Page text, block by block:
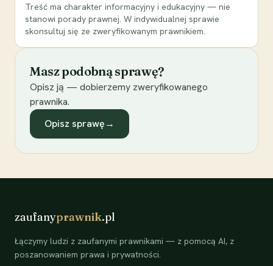
Treść ma charakter informacyjny i edukacyjny — nie
stanowi porady prawnej. W indywidualnej sprawie
skonsultuj się ze zweryfikowanym prawnikiem.
Masz podobną sprawę?
Opisz ją — dobierzemy zweryfikowanego
prawnika.
Opisz sprawę→
zaufanyprawnik.pl
Łączymy ludzi z zaufanymi prawnikami — z pomocą AI, z
poszanowaniem prawa i prywatności.